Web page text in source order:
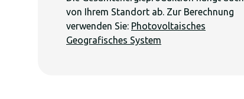
von Ihrem Standort ab. Zur Berechnung
verwenden Sie: Photovoltaisches
Geografisches System